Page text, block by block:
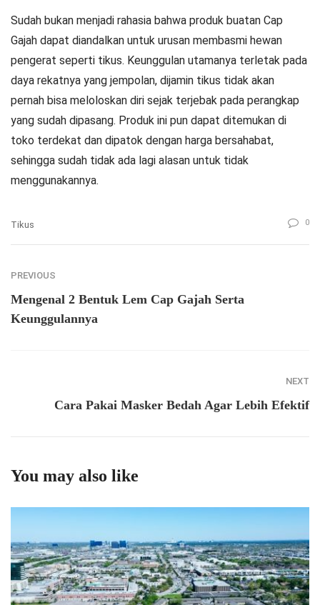
Sudah bukan menjadi rahasia bahwa produk buatan Cap
Gajah dapat diandalkan untuk urusan membasmi hewan
pengerat seperti tikus. Keunggulan utamanya terletak pada
daya rekatnya yang jempolan, dijamin tikus tidak akan
pernah bisa meloloskan diri sejak terjebak pada perangkap
yang sudah dipasang. Produk ini pun dapat ditemukan di
toko terdekat dan dipatok dengan harga bersahabat,
sehingga sudah tidak ada lagi alasan untuk tidak
menggunakannya.
Tikus 0
PREVIOUS
Mengenal 2 Bentuk Lem Cap Gajah Serta
Keunggulannya
NEXT
Cara Pakai Masker Bedah Agar Lebih Efektif
You may also like